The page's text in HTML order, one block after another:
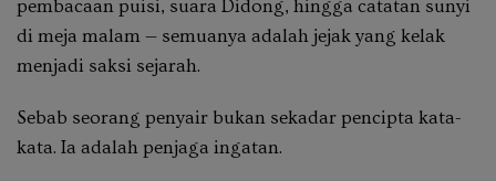
pembacaan puisi, suara Didong, hingga catatan sunyi
di meja malam — semuanya adalah jejak yang kelak
menjadi saksi sejarah.
Sebab seorang penyair bukan sekadar pencipta kata-
kata. Ia adalah penjaga ingatan.